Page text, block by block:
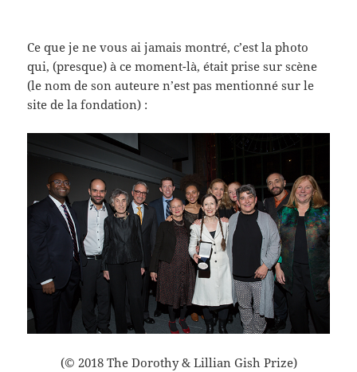
Ce que je ne vous ai jamais montré, c’est la photo
qui, (presque) à ce moment-là, était prise sur scène
(le nom de son auteure n’est pas mentionné sur le
site de la fondation) :
(© 2018 The Dorothy & Lillian Gish Prize)